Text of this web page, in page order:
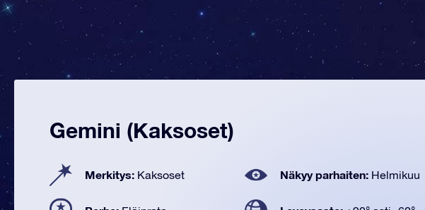
Gemini (Kaksoset)
Merkitys: Kaksoset Näkyy parhaiten: Helmikuu